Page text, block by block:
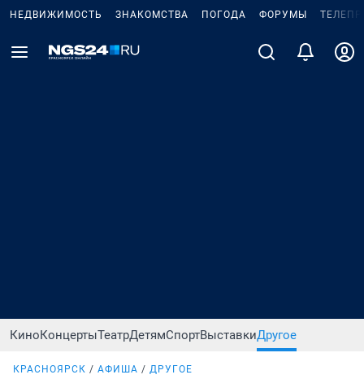
НЕДВИЖИМОСТЬ ЗНАКОМСТВА ПОГОДА ФОРУМЫ
КиноКонцертыТеатрДетямСпортВыставкиДругое
КРАСНОЯРСК АФИША ДРУГОЕ